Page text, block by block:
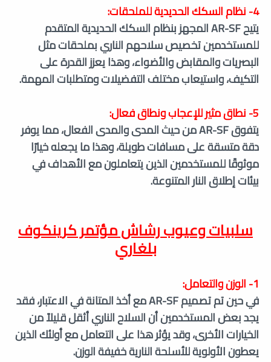
4- نظام السكك الحديدية للملحقات:
يتيح AR-SF المجهز بنظام السكك الحديدية المتقدم
للمستخدمين تخصيص سلاحهم الناري بملحقات مثل
البصريات والمقابض والأضواء، وهذا يعزز القدرة على
التكيف، واستيعاب مختلف التفضيلات ومتطلبات المهمة.
5- نطاق مثير للإعجاب ونطاق فعال:
يتفوق AR-SF من حيث المدى والمدى الفعال، مما يوفر
دقة متسقة على مسافات طويلة، وهذا ما يجعله خيارًا
موثوقًا للمستخدمين الذين يتعاملون مع الأهداف في
بيئات إطلاق النار المتنوعة.
سلبيات وعيوبرشاش مؤتمر كرينكوف
بلغاري
1- الوزن والتعامل:
في حين تم تصميم AR-SF مع أخذ المتانة في الاعتبار، فقد
يجد بعض المستخدمين أن السلاح الناري أثقل قليلاً من
الخيارات الأخرى، وقد يؤثر هذا على التعامل مع أولئك الذين
يعطون الأولوية للأسلحة النارية خفيفة الوزن.